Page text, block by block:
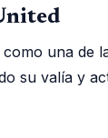
una de
su valía y